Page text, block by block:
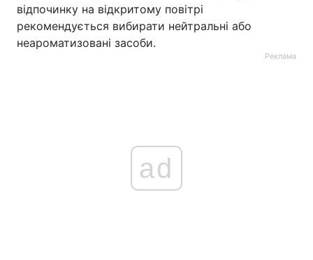
відпочинку на відкритому повітрі
рекомендується вибирати нейтральні або
неароматизовані засоби.
Реклама
ad